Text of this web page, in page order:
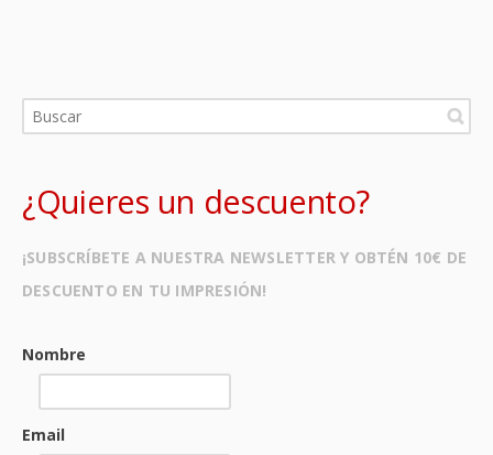
¿Quieres un descuento?
¡SUBSCRÍBETE A NUESTRA NEWSLETTER Y OBTÉN 10€ DE
DESCUENTO EN TU IMPRESIÓN!
Nombre
Email